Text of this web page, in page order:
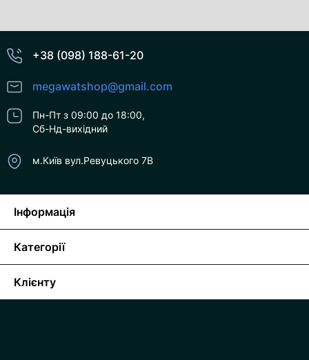
+38 (098) 188-61-20
megawatshop@gmail.com
Пн-Пт з 09:00 до 18:00,
Сб-Нд-вихідний
м.Київ вул.Ревуцького 7В
Інформація
Категорії
Клієнту